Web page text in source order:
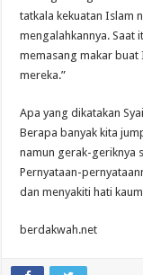
tatkala kekuatan Islam
mengalahkannya. Saat
memasang makar
mereka.”
Apa yang dikatakan
Berapa banyak kita
namun gerak-geriknya
Pernyataan-
dan menyakiti hati
berdakwah.net